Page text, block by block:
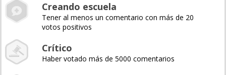
Creando escuela
Tener al menos un comentario con más de 20
votos positivos
Crítico
Haber votado más de 5000 comentarios